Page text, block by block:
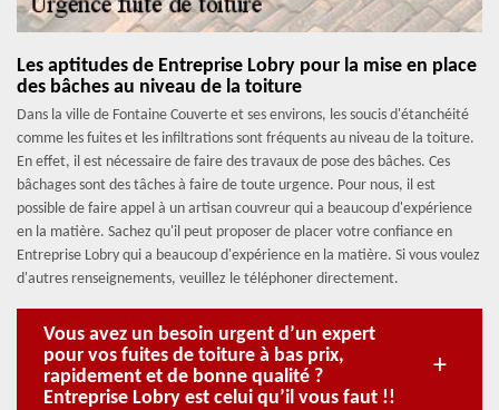
Les aptitudes de Entreprise Lobry pour la mise en place
des bâches au niveau de la toiture
Dans la ville de Fontaine Couverte et ses environs, les soucis d'étanchéité
comme les fuites et les infiltrations sont fréquents au niveau de la toiture.
En effet, il est nécessaire de faire des travaux de pose des bâches. Ces
bâchages sont des tâches à faire de toute urgence. Pour nous, il est
possible de faire appel à un artisan couvreur qui a beaucoup d'expérience
en la matière. Sachez qu'il peut proposer de placer votre confiance en
Entreprise Lobry qui a beaucoup d'expérience en la matière. Si vous voulez
d'autres renseignements, veuillez le téléphoner directement.
Vous avez un besoin urgent d’un expert
pour vos fuites de toiture à bas prix,
rapidement et de bonne qualité ?
Entreprise Lobry est celui qu’il vous faut !!